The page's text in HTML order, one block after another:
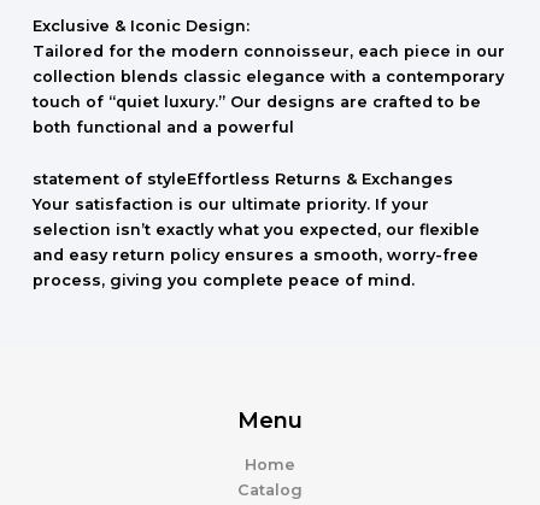
Exclusive & Iconic Design:
Tailored for the modern connoisseur, each piece in our
collection blends classic elegance with a contemporary
touch of “quiet luxury.” Our designs are crafted to be
both functional and a powerful
statement of styleEffortless Returns & Exchanges
Your satisfaction is our ultimate priority. If your
selection isn’t exactly what you expected, our flexible
and easy return policy ensures a smooth, worry-free
process, giving you complete peace of mind.
Menu
Home
Catalog